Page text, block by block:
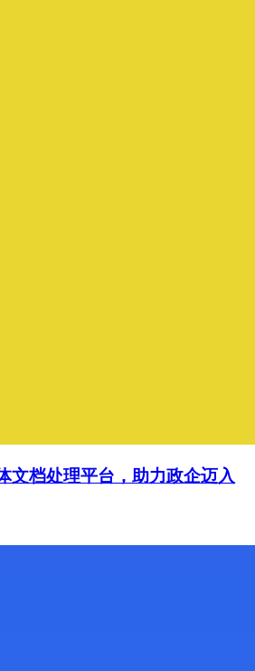
文档处理平台，助力政企迈入